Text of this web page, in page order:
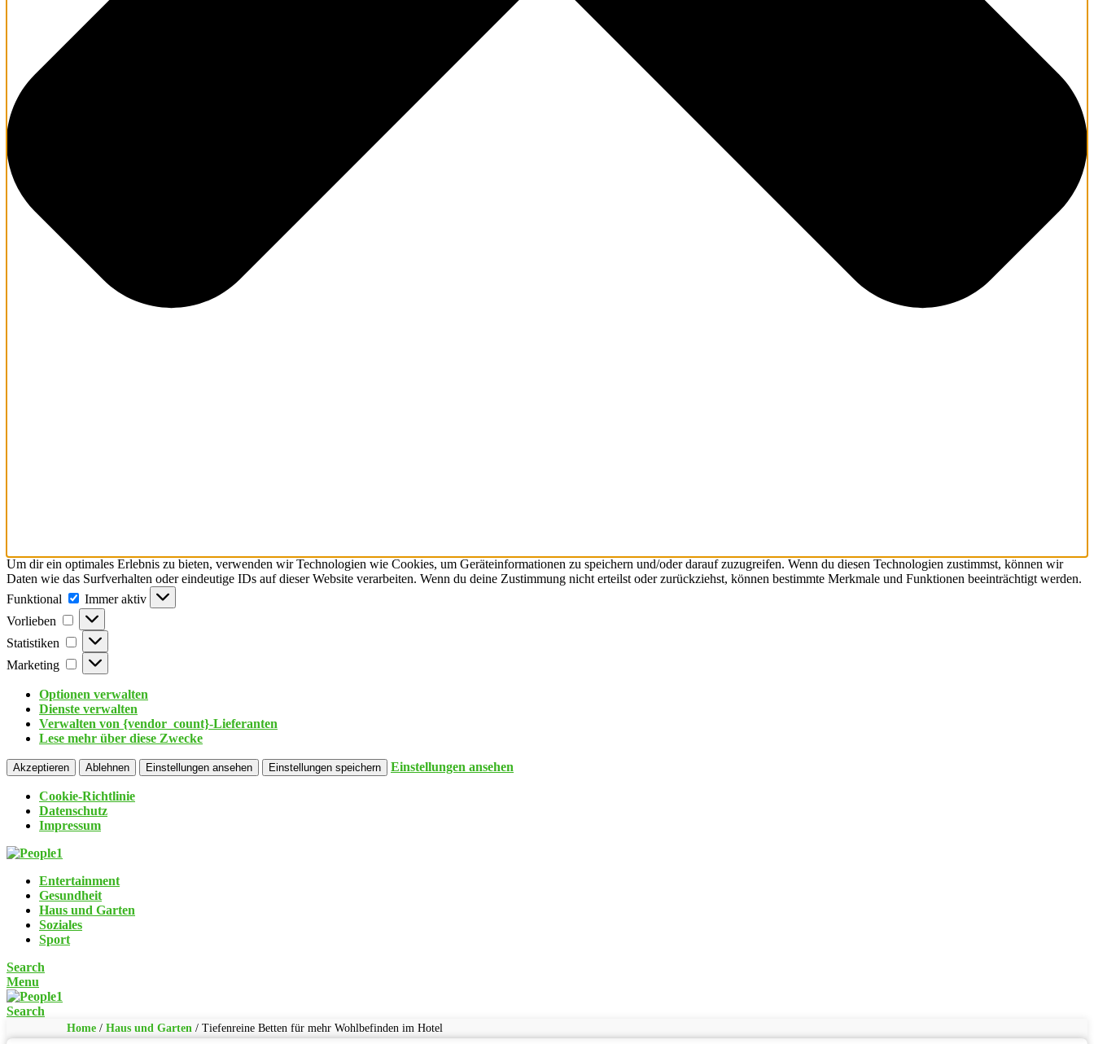
Um dir ein optimales Erlebnis zu bieten, verwenden wir Technologien wie Cookies, um Geräteinformationen zu speichern und/oder darauf zuzugreifen. Wenn du diesen Technologien zustimmst, können wir
Daten wie das Surfverhalten oder eindeutige IDs auf dieser Website verarbeiten. Wenn du deine Zustimmung nicht erteilst oder zurückziehst, können bestimmte Merkmale und Funktionen beeinträchtigt werden.
Funktional
Immer aktiv
Vorlieben
Statistiken
Marketing
Optionen verwalten
Dienste verwalten
Verwalten von {vendor_count}-Lieferanten
Lese mehr über diese Zwecke
Akzeptieren Ablehnen Einstellungen ansehen Einstellungen speichern Einstellungen ansehen
Cookie-Richtlinie
Datenschutz
Impressum
Entertainment
Gesundheit
Haus und Garten
Soziales
Sport
Search
Menu
Search
Home / Haus und Garten / Tiefenreine Betten für mehr Wohlbefinden im Hotel